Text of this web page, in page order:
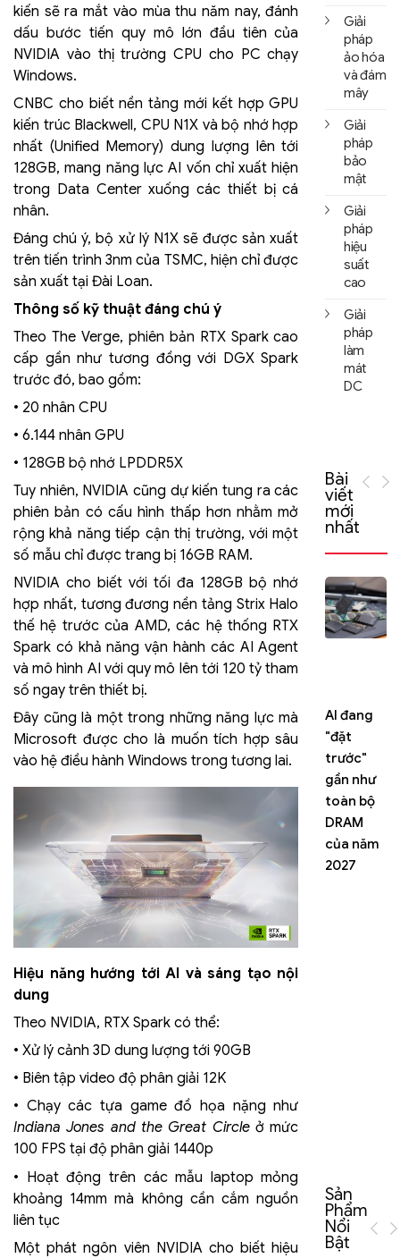
kiến sẽ ra mắt vào mùa thu năm nay, đánh
dấu bước tiến quy mô lớn đầu tiên của
NVIDIA vào thị trường CPU cho PC chạy
Windows.
CNBC cho biết nền tảng mới kết hợp GPU
kiến trúc Blackwell, CPU N1X và bộ nhớ hợp
nhất (Unified Memory) dung lượng lên tới
128GB, mang năng lực AI vốn chỉ xuất hiện
trong Data Center xuống các thiết bị cá
nhân.
Đáng chú ý, bộ xử lý N1X sẽ được sản xuất
trên tiến trình 3nm của TSMC, hiện chỉ được
sản xuất tại Đài Loan.
Thông số kỹ thuật đáng chú ý
Theo The Verge, phiên bản RTX Spark cao
cấp gần như tương đồng với DGX Spark
trước đó, bao gồm:
• 20 nhân CPU
• 6.144 nhân GPU
• 128GB bộ nhớ LPDDR5X
Tuy nhiên, NVIDIA cũng dự kiến tung ra các
phiên bản có cấu hình thấp hơn nhằm mở
rộng khả năng tiếp cận thị trường, với một
số mẫu chỉ được trang bị 16GB RAM.
NVIDIA cho biết với tối đa 128GB bộ nhớ
hợp nhất, tương đương nền tảng Strix Halo
thế hệ trước của AMD, các hệ thống RTX
Spark có khả năng vận hành các AI Agent
và mô hình AI với quy mô lên tới 120 tỷ tham
số ngay trên thiết bị.
Đây cũng là một trong những năng lực mà
Microsoft được cho là muốn tích hợp sâu
vào hệ điều hành Windows trong tương lai.
Hiệu năng hướng tới AI và sáng tạo nội
dung
Theo NVIDIA, RTX Spark có thể:
• Xử lý cảnh 3D dung lượng tới 90GB
• Biên tập video độ phân giải 12K
• Chạy các tựa game đồ họa nặng như
Indiana Jones and the Great Circleở mức
100 FPS tại độ phân giải 1440p
• Hoạt động trên các mẫu laptop mỏng
khoảng 14mm mà không cần cắm nguồn
liên tục
Một phát ngôn viên NVIDIA cho biết hiệu
Giải
pháp
ảo hóa
và đám
mây
Giải
pháp
bảo
mật
Giải
pháp
hiệu
suất
cao
Giải
pháp
làm
mát
DC
Bài
viết
mới
nhất
NVIDIA
RTX
Spark PC
Thu này,
ASUS và
MSI là
tiên
AI đang
"đặt
trước"
gần như
toàn bộ
DRAM
của năm
2027
Sản
Phẩm
Nổi
Bật